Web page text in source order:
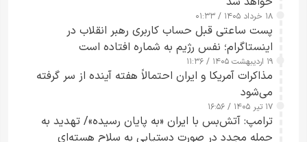
۱۸ خرداد ۱۴۰۵ / ۰۱:۳۳
پست ساعتی قبل حساب کاربری رهبر انقلاب در
اینستاگرام؛ نفس رژیم به شماره افتاده است​
۱۹ اردیبهشت ۱۴۰۵ / ۱۱:۳۶
مذاکرات آمریکا و ایران احتمالاً هفته آینده از سر گرفته
می‌شود
۱۷ تیر ۱۴۰۵ / ۱۶:۵۶
ترامپ: آتش‌بس با ایران «به پایان رسیده»/ تهدید به
حمله مجدد در صورت دستیابی به سلاح هسته‌ای